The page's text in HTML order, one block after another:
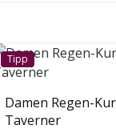
Tipp
Damen Regen-
Taverner